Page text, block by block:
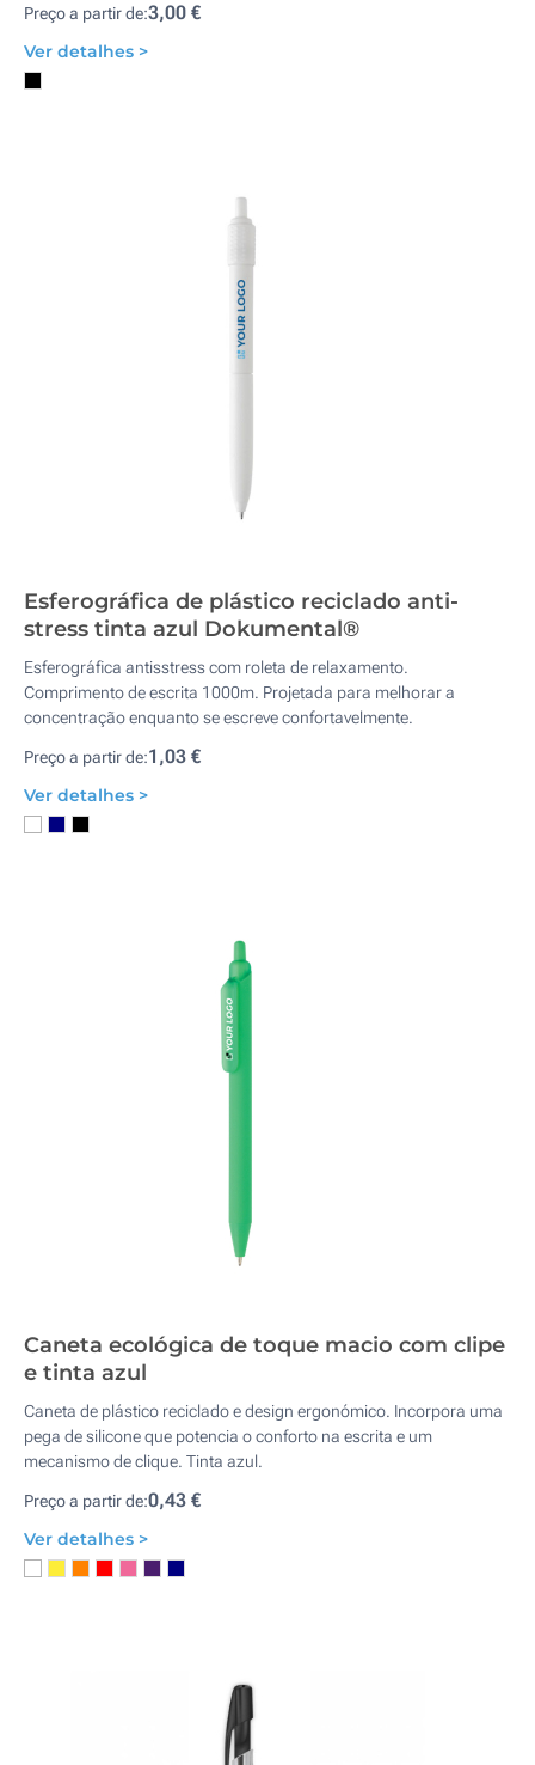
Preço a partir de:3,00 €
Ver detalhes >
Esferográfica de plástico reciclado anti-
stress tinta azul Dokumental®
Esferográfica antisstress com roleta de relaxamento.
Comprimento de escrita 1000m. Projetada para melhorar a
concentração enquanto se escreve confortavelmente.
Preço a partir de:1,03 €
Ver detalhes >
Caneta ecológica de toque macio com clipe
e tinta azul
Caneta de plástico reciclado e design ergonómico. Incorpora uma
pega de silicone que potencia o conforto na escrita e um
mecanismo de clique. Tinta azul.
Preço a partir de:0,43 €
Ver detalhes >